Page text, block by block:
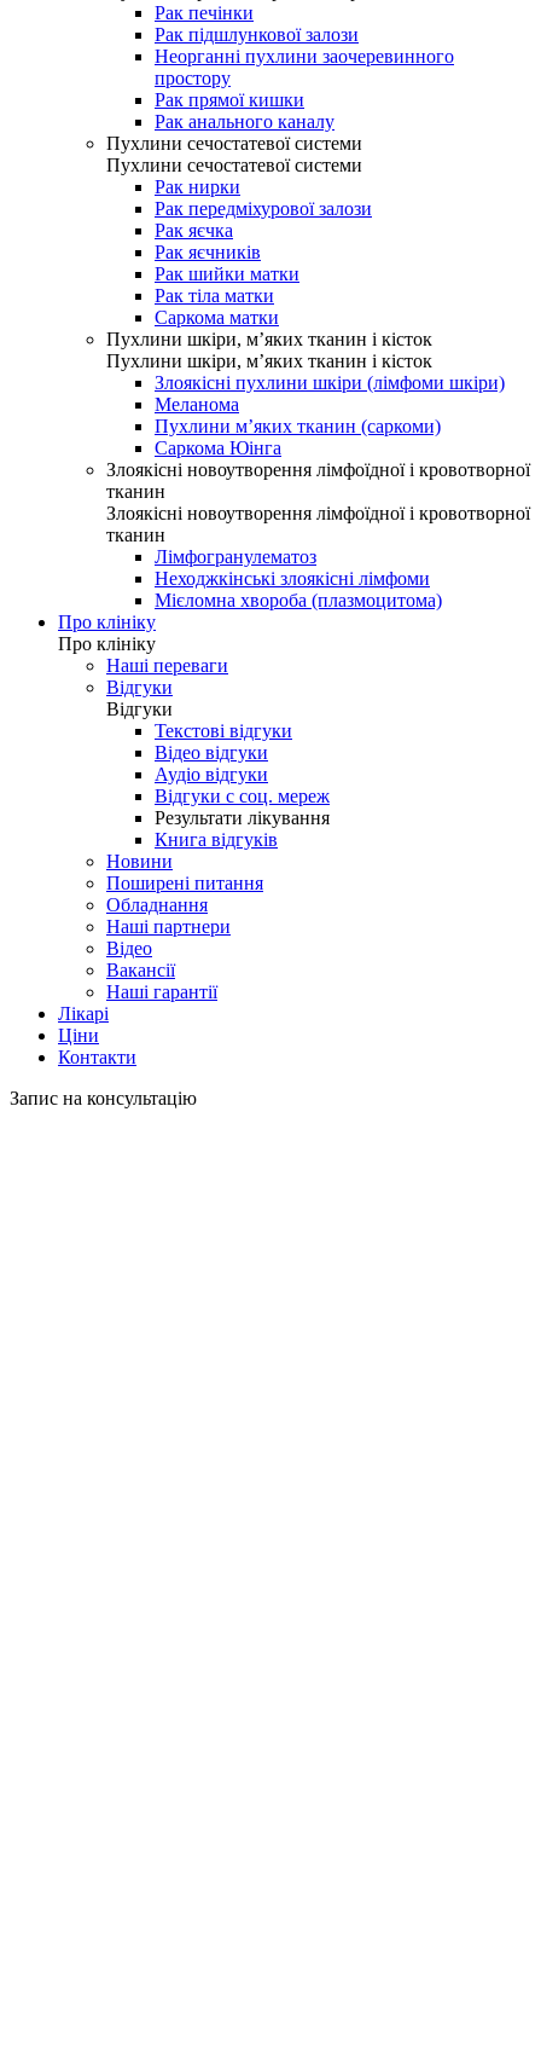
Рак печінки
Рак підшлункової залози
Неорганні пухлини заочеревинного
простору
Рак прямої кишки
Рак анального каналу
Пухлини сечостатевої системи
Пухлини сечостатевої системи
Рак нирки
Рак передміхурової залози
Рак яєчка
Рак яєчників
Рак шийки матки
Рак тіла матки
Саркома матки
Пухлини шкіри, м’яких тканин і кісток
Пухлини шкіри, м’яких тканин і кісток
Злоякісні пухлини шкіри (лімфоми шкіри)
Меланома
Пухлини м’яких тканин (саркоми)
Саркома Юінга
Злоякісні новоутворення лімфоїдної і кровотворної
тканин
Злоякісні новоутворення лімфоїдної і кровотворної
тканин
Лімфогранулематоз
Неходжкінські злоякісні лімфоми
Мієломна хвороба (плазмоцитома)
Про клініку
Про клініку
Наші переваги
Відгуки
Відгуки
Текстові відгуки
Відео відгуки
Аудіо відгуки
Відгуки с соц. мереж
Результати лікування
Книга відгуків
Новини
Поширені питання
Обладнання
Наші партнери
Відео
Вакансії
Наші гарантії
Лікарі
Ціни
Контакти
Запис на консультацію